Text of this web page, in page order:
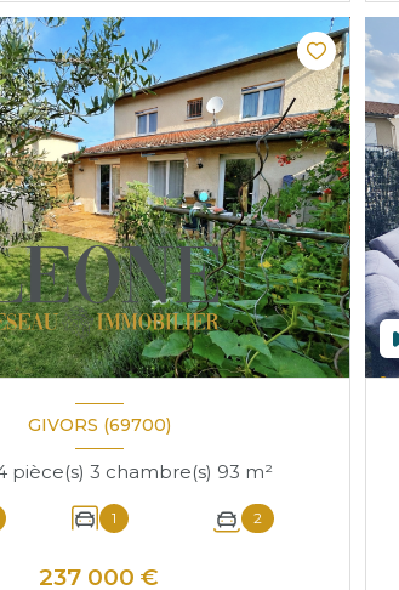
GIVORS (69700)
Maison 4 pièce(s) 3 chambre(s) 93 m²
1 2
237 000 €